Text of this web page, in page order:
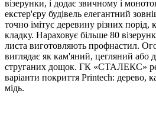
візерунки, і додає звичному і
екстер'єру будівель елегантний
точно імітує деревину різних порід,
кладку. Нараховує більше 80
листа виготовляють профнастил.
виглядає як кам'яний, цегляний або
струганих дощок. ГК «СТАЛЕКС»
варіанти покриття Printech: дерево,
мідь.